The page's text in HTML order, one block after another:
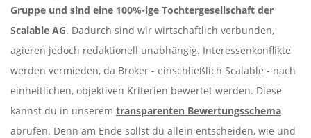
Gruppe und sind eine 100%-ige Tochtergesellschaft der
Scalable AG. Dadurch sind wir wirtschaftlich verbunden,
agieren jedoch redaktionell unabhängig. Interessenkonflikte
werden vermieden, da Broker - einschließlich Scalable - nach
einheitlichen, objektiven Kriterien bewertet werden. Diese
kannst du in unserem transparenten Bewertungsschema
abrufen. Denn am Ende sollst du allein entscheiden, wie und